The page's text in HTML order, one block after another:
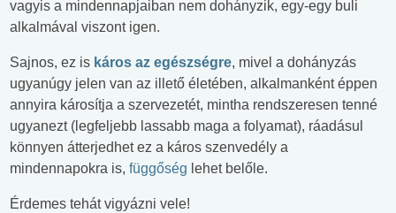
vagyis a mindennapjaiban nem dohányzik, egy-egy buli
alkalmával viszont igen.
Sajnos, ez is káros az egészségre, mivel a dohányzás
ugyanúgy jelen van az illető életében, alkalmanként éppen
annyira károsítja a szervezetét, mintha rendszeresen tenné
ugyanezt (legfeljebb lassabb maga a folyamat), ráadásul
könnyen átterjedhet ez a káros szenvedély a
mindennapokra is, függőség lehet belőle.
Érdemes tehát vigyázni vele!